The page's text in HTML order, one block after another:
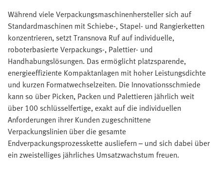
Während viele Verpackungsmaschinenhersteller sich auf
Standardmaschinen mit Schiebe-, Stapel- und Rangierketten
konzentrieren, setzt Transnova Ruf auf individuelle,
roboterbasierte Verpackungs-, Palettier- und
Handhabungslösungen. Das ermöglicht platzsparende,
energieeffiziente Kompaktanlagen mit hoher Leistungsdichte
und kurzen Formatwechselzeiten. Die Innovationsschmiede
kann so über Picken, Packen und Palettieren jährlich weit
über 100 schlüsselfertige, exakt auf die individuellen
Anforderungen ihrer Kunden zugeschnittene
Verpackungslinien über die gesamte
Endverpackungsprozesskette ausliefern – und sich dabei über
ein zweistelliges jährliches Umsatzwachstum freuen.